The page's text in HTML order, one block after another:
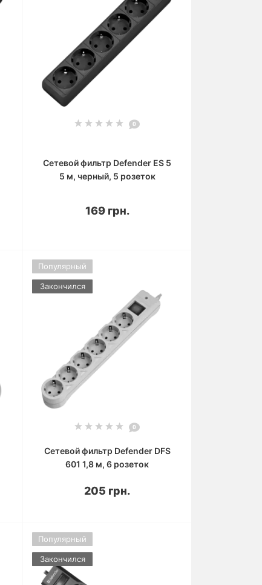
0
Сетевой фильтр Defender ES 5
5 м, черный, 5 розеток
169 грн.
Популярный
Закончился
0
Сетевой фильтр Defender DFS
601 1,8 м, 6 розеток
205 грн.
Популярный
Закончился